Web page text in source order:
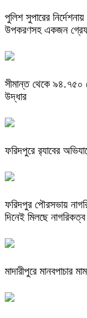
পুলিশ সুপারের
উপকরণসহ একজন
সীমান্ত থেকে ৯৪.৭৫০
উদ্ধার
ফরিদপুরে র‌্যাবের
ফরিদপুর পৌরসভায়
দিনেই মিলছে
মাদারীপুরে মানবপাচার